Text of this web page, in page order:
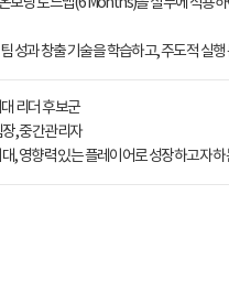
성과 창출 기술을 학습하고, 주도적 실
리더 후보군
, 중간관리자
대, 영향력 있는 플레이어로 성장하고자